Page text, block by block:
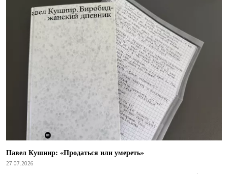
Павел Кушнир: «Продаться или умереть»
27.07.2026